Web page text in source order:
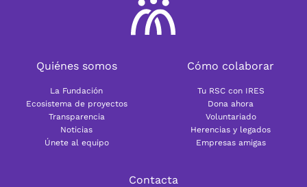
Quiénes somos
La Fundación
Ecosistema de proyectos
Transparencia
Noticias
Únete al equipo
Cómo colaborar
Tu RSC con IRES
Dona ahora
Voluntariado
Herencias y legados
Empresas amigas
Contacta